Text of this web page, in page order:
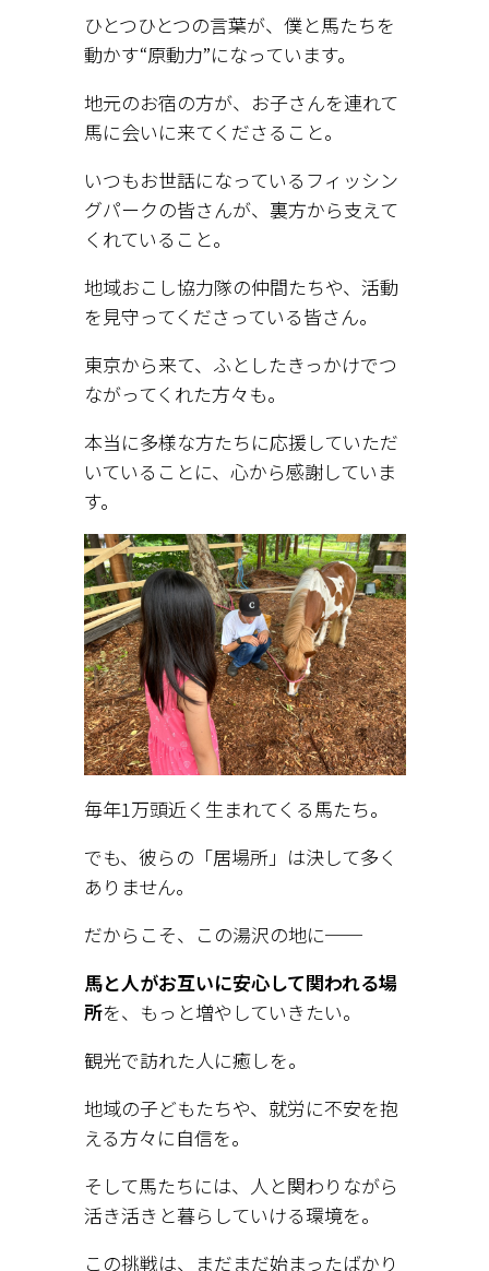
ひとつひとつの言葉が、僕と馬たちを
動かす“原動力”になっています。
地元のお宿の方が、お子さんを連れて
馬に会いに来てくださること。
いつもお世話になっているフィッシン
グパークの皆さんが、裏方から支えて
くれていること。
地域おこし協力隊の仲間たちや、活動
を見守ってくださっている皆さん。
東京から来て、ふとしたきっかけでつ
ながってくれた方々も。
本当に多様な方たちに応援していただ
いていることに、心から感謝していま
す。
毎年1万頭近く生まれてくる馬たち。
でも、彼らの「居場所」は決して多く
ありません。
だからこそ、この湯沢の地に──
馬と人がお互いに安心して関われる場
所を、もっと増やしていきたい。
観光で訪れた人に癒しを。
地域の子どもたちや、就労に不安を抱
える方々に自信を。
そして馬たちには、人と関わりながら
活き活きと暮らしていける環境を。
この挑戦は、まだまだ始まったばかり